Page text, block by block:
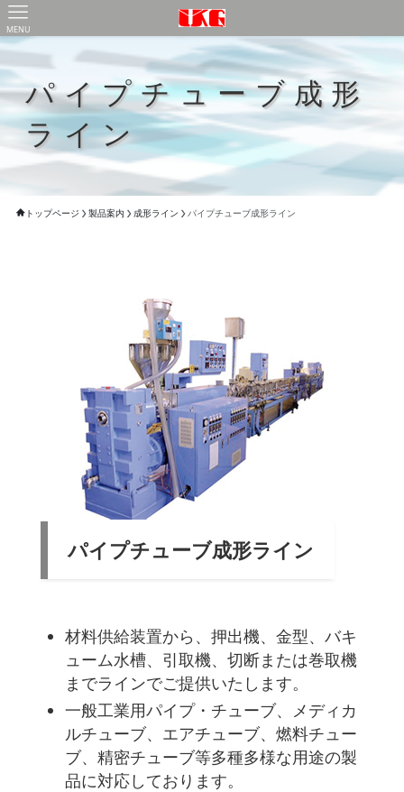
MENU
パイプチューブ成形
ライン
トップページ 製品案内 成形ライン パイプチューブ成形ライン
パイプチューブ成形ライン
材料供給装置から、押出機、金型、バキ
ューム水槽、引取機、切断または巻取機
までラインでご提供いたします。
一般工業用パイプ・チューブ、メディカ
ルチューブ、エアチューブ、燃料チュー
ブ、精密チューブ等多種多様な用途の製
品に対応しております。